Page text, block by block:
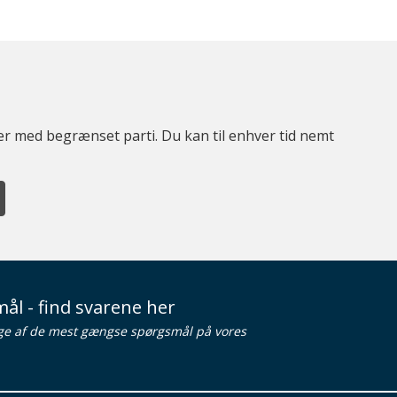
med begrænset parti. Du kan til enhver tid nemt
- find svarene her
af de mest gængse spørgsmål på vores